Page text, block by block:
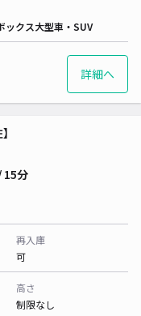
ックス大型車・SUV
詳細へ
15分
再入庫
可
高さ
制限なし